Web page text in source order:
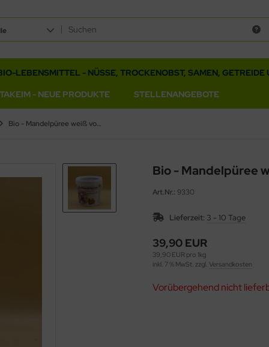
LEBENSMITTEL - NÜSSE, TROCKENOBST, SAMEN, GETREIDE
- NEUE PRODUKTE STELLENANGEBOTE
Bio - Mandelpüree weiß von Hochstrasser
Bio - Mandelpüree
Art.Nr.: 9330
Lieferzeit: 3 - 10 Tage
39,90 EUR
39,90 EUR pro 1kg
inkl. 7 % MwSt. zzgl. Versandkosten
Vorübergehend nicht